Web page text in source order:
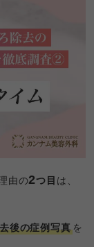
由の2つ目 は、
後の症例写真を